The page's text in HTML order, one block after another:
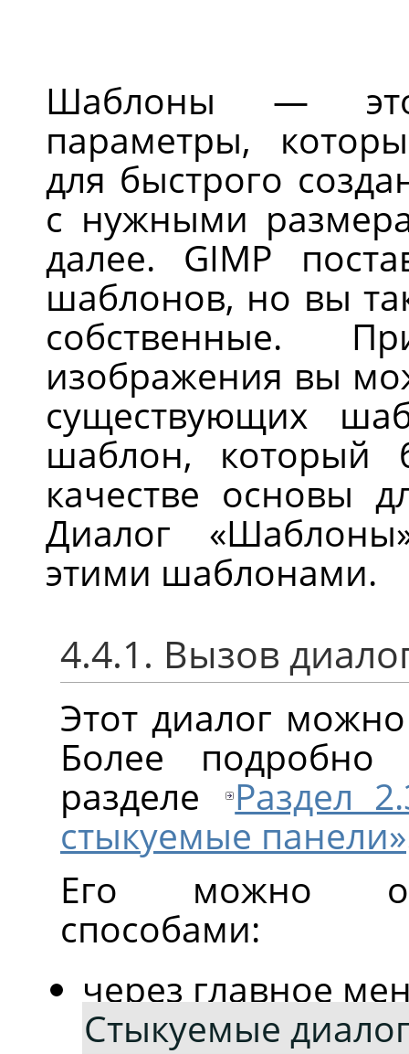
Шаблоны — это
параметры,
для быстрого
с нужными
далее. GIMP
шаблонов, но вы
собственные.
изображения вы
существующих
шаблон, который
качестве основы
Диалог «Шаблоны
этими шаблонами.
4.4.1. Вызов
Этот диалог
Более
разделе
Раздел
стыкуемые панели»
Его можно
способами:
через главное
Стыкуемые